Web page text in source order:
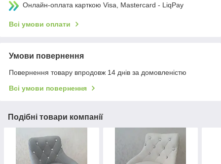
Онлайн-оплата карткою Visa, Mastercard - LiqPay
Всі умови оплати
Умови повернення
Повернення товару впродовж 14 днів за домовленістю
Всі умови повернення
Подібні товари компанії